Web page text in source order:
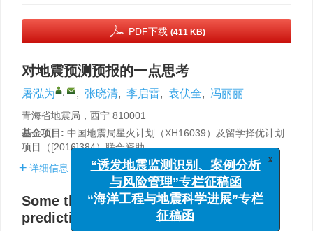
PDF下载 (411 KB)
对地震预测预报的一点思考
屠泓为 , , 张晓清, 李启雷, 袁伏全, 冯丽丽
青海省地震局，西宁 810001
基金项目: 中国地震局星火计划（XH16039）及留学择优计划
项目（[2016]384）联合资助。
详细信息
Some thoughts on earthquake
prediction and forecast
“诱发地震监测识别、案例分析
与风险管理”专栏征稿函
“海洋工程与地震科学进展”专栏
征稿函